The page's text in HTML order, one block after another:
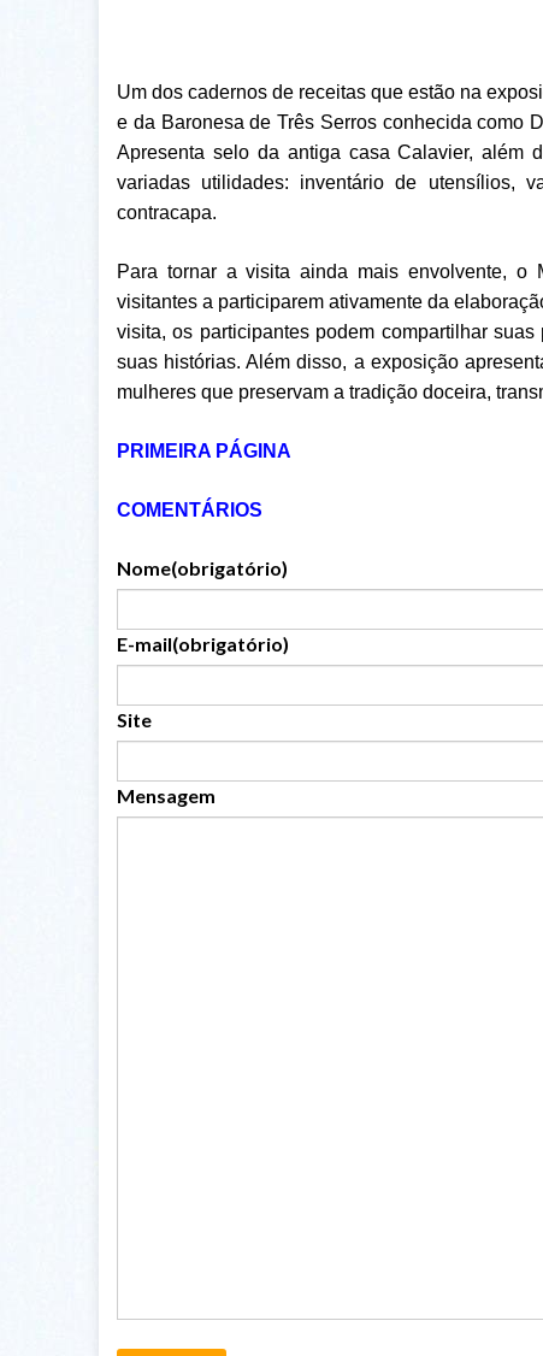
Um dos cadernos de receitas que estão na
e da Baronesa de Três Serros conhecida como
Apresenta selo da antiga casa Calavier, além
variadas utilidades: inventário de utensílios,
contracapa.
Para tornar a visita ainda mais envolvente, o
visitantes a participarem ativamente da
visita, os participantes podem compartilhar
suas histórias. Além disso, a exposição
mulheres que preservam a tradição doceira,
PRIMEIRA PÁGINA
COMENTÁRIOS
Nome(obrigatório)
E-mail(obrigatório)
Site
Mensagem